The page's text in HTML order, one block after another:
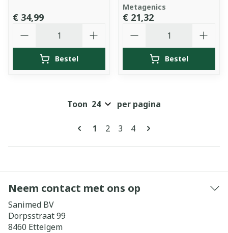
€ 34,99
Bestel
Metagenics
€ 21,32
Bestel
Pagina's
U lees momenteel pagina
1 Pagina
2 Pagina
3 Pagina
4
Toon per pagina
Neem contact met ons op
Sanimed BV
Dorpsstraat 99
8460 Ettelgem